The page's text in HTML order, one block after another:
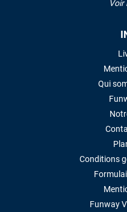
Voir
Qui
Conditions
Funway